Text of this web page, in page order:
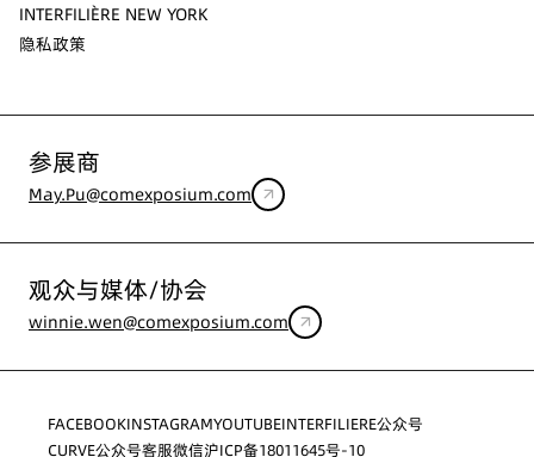
参展商
May.Pu@comexposium.com
观众与媒体/协会
winnie.wen@comexposium.com
INTERFILIÈRE NEW YORK
隐私政策
FACEBOOKINSTAGRAMYOUTUBEINTERFILIERE公众号
CURVE公众号客服微信沪ICP备18011645号-10